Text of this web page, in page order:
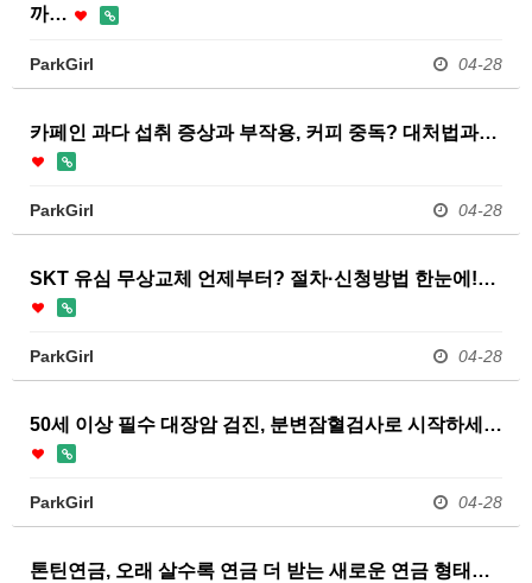
까…
ParkGirl 04-28
카페인 과다 섭취 증상과 부작용, 커피 중독? 대처법과…
ParkGirl 04-28
SKT 유심 무상교체 언제부터? 절차·신청방법 한눈에!…
ParkGirl 04-28
50세 이상 필수 대장암 검진, 분변잠혈검사로 시작하세…
ParkGirl 04-28
톤틴연금, 오래 살수록 연금 더 받는 새로운 연금 형태…